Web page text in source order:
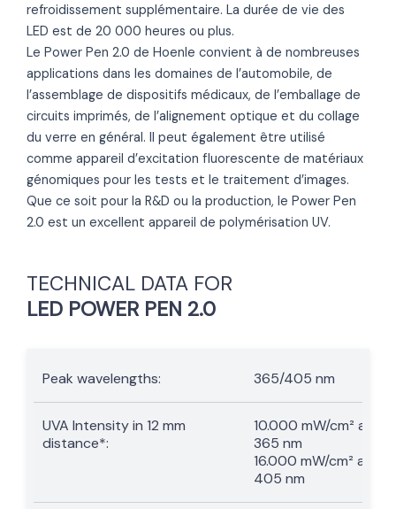
refroidissement supplémentaire. La durée de vie des
LED est de 20 000 heures ou plus.
Le Power Pen 2.0 de Hoenle convient à de nombreuses
applications dans les domaines de l’automobile, de
l’assemblage de dispositifs médicaux, de l’emballage de
circuits imprimés, de l’alignement optique et du collage
du verre en général. Il peut également être utilisé
comme appareil d’excitation fluorescente de matériaux
génomiques pour les tests et le traitement d’images.
Que ce soit pour la R&D ou la production, le Power Pen
2.0 est un excellent appareil de polymérisation UV.
TECHNICAL DATA FOR
LED POWER PEN 2.0
Peak wavelengths: 365/405 nm
UVA Intensity in 12 mm
distance*:
10.000 mW/cm² at
365 nm
16.000 mW/cm² at
405 nm